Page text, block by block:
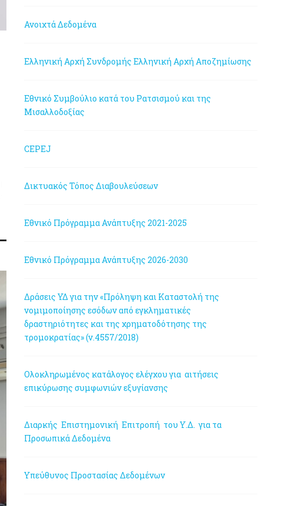
Ανοιχτά Δεδομένα
Ελληνική Αρχή Συνδρομής Ελληνική Αρχή Αποζημίωσης
Εθνικό Συμβούλιο κατά του Ρατσισμού και της
Μισαλλοδοξίας
CEPEJ
Δικτυακός Τόπος Διαβουλεύσεων
Εθνικό Πρόγραμμα Ανάπτυξης 2021-2025
Εθνικό Πρόγραμμα Ανάπτυξης 2026-2030
Δράσεις ΥΔ για την «Πρόληψη και Καταστολή της
νομιμοποίησης εσόδων από εγκληματικές
δραστηριότητες και της χρηματοδότησης της
τρομοκρατίας» (ν.4557/2018)
Ολοκληρωμένος κατάλογος ελέγχου για αιτήσεις
επικύρωσης συμφωνιών εξυγίανσης
Διαρκής Επιστημονική Επιτροπή του Υ.Δ. για τα
Προσωπικά Δεδομένα
Υπεύθυνος Προστασίας Δεδομένων